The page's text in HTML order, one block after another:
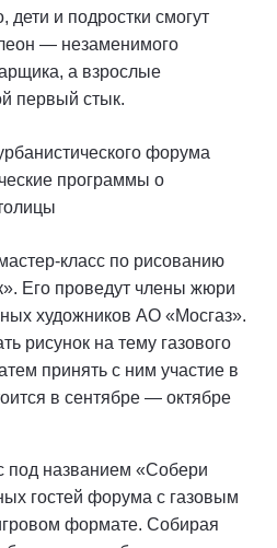
дети и подростки смогут
— незаменимого
а взрослые
первый стык.
класс по рисованию
Его проведут члены жюри
художников АО «Мосгаз».
рисунок на тему газового
принять с ним участие в
в сентябре — октябре
под названием «Собери
гостей форума с газовым
формате. Собирая